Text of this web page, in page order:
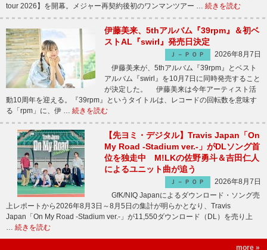
tour 2026】を開幕。メジャー再契約後初のワンマンツアー … 続きを読む
伊藤美来、5thアルバム『39rpm』＆初ベ
ストAL『swirl』発売日決定
Ｊ－ＰＯＰ
2026年8月7日
伊藤美来が、5thアルバム『39rpm』とベスト
アルバム『swirl』を10月7日に同時発売すること
が決定した。 伊藤美来は今年アーティスト活
動10周年を迎える。『39rpm』というタイトルは、レコードの回転数を意味す
る「rpm」に、伊 … 続きを読む
【先ヨミ・デジタル】Travis Japan「On
My Road -Stadium ver.-」がDLソング首
位を独走中 M!LKの佐野勇斗＆吉田仁人
によるユニット曲が追う
Ｊ－ＰＯＰ
2026年8月7日
GfK/NIQ Japanによるダウンロード・ソング売
上レポートから2026年8月3日～8月5日の集計が明らかとなり、Travis
Japan「On My Road -Stadium ver.-」が11,550ダウンロード（DL）を売り上
… 続きを読む
more »